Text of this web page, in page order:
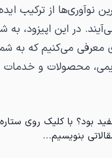
نوآوری‌ها از ترکیب
در این اپیزود، به
معرفی می‌کنیم که به
محصولات و
بود؟ با کلیک روی ستاره
بنویسیم...